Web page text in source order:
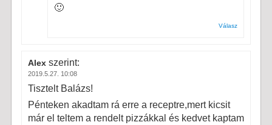
🙂
Válasz
Alex szerint:
2019.5.27. 10:08
Tisztelt Balázs!
Pénteken akadtam rá erre a receptre,mert kicsit
már el teltem a rendelt pizzákkal és kedvet kaptam